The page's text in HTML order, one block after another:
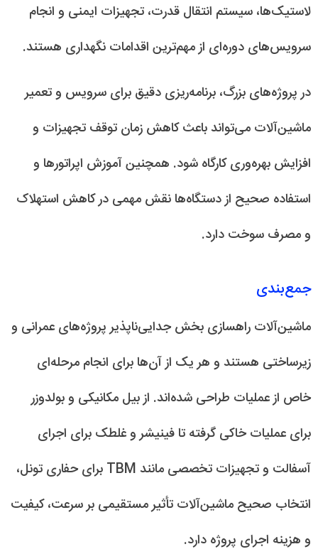
لاستیک‌ها، سیستم انتقال قدرت، تجهیزات ایمنی و انجام
سرویس‌های دوره‌ای از مهم‌ترین اقدامات نگهداری هستند.
در پروژه‌های بزرگ، برنامه‌ریزی دقیق برای سرویس و تعمیر
ماشین‌آلات می‌تواند باعث کاهش زمان توقف تجهیزات و
افزایش بهره‌وری کارگاه شود. همچنین آموزش اپراتورها و
استفاده صحیح از دستگاه‌ها نقش مهمی در کاهش استهلاک
و مصرف سوخت دارد.
جمع‌بندی
ماشین‌آلات راهسازی بخش جدایی‌ناپذیر پروژه‌های عمرانی و
زیرساختی هستند و هر یک از آن‌ها برای انجام مرحله‌ای
خاص از عملیات طراحی شده‌اند. از بیل مکانیکی و بولدوزر
برای عملیات خاکی گرفته تا فینیشر و غلطک برای اجرای
آسفالت و تجهیزات تخصصی مانند TBM برای حفاری تونل،
انتخاب صحیح ماشین‌آلات تأثیر مستقیمی بر سرعت، کیفیت
و هزینه اجرای پروژه دارد.